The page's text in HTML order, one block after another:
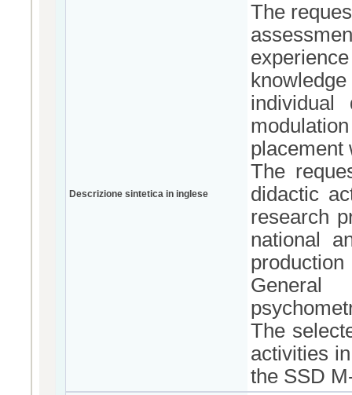
Descrizione sintetica in inglese
The
individual
placement
The
didactic
research
national
The
activities
the SSD